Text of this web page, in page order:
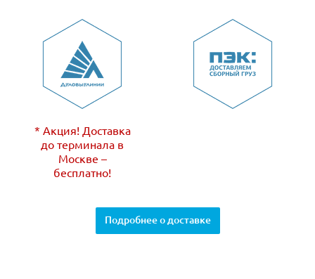
* Акция! Доставка
до терминала в
Москве –
бесплатно!
Подробнее о доставке